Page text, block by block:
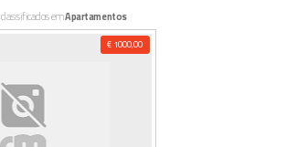
classificados emApartamentos
€ 1000,00